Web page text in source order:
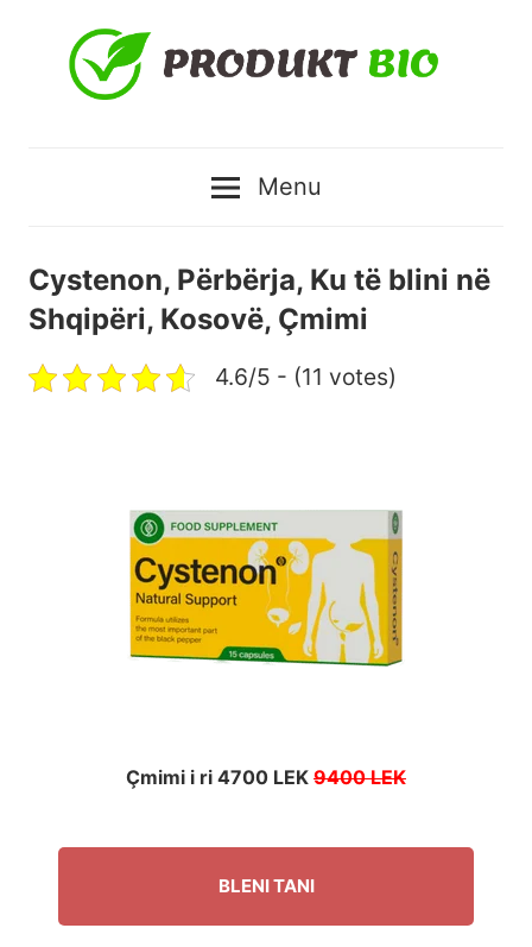
Produkte
natyrale
me
mirë
Menu
Cystenon, Përbërja, Ku të blini në
Shqipëri, Kosovë, Çmimi
4.6/5 - (11 votes)
Çmimi i ri 4700 LEK 9400 LEK
BLENI TANI